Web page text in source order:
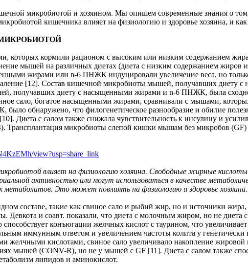
микробиотой и хозяином. Мы опишем современные знания о
кишечника влияет на физиологию и здоровье хозяина, и
которых кормили рационом с высоким или низким содержанием
мышей на различных диетах (диета с низким содержанием
жирами или n-6 ПНЖК индуцировали увеличение веса, но
[12]. Состав кишечной микробиоты мышей, получавших диету
получавших диету с насыщенными жирами и n-6 ПНЖК, была
сало, богатое насыщенными жирами, сравнивали с мышами,
обнаружено, что филогенетическое разнообразие и обилие
Диета с салом также снижала чувствительность к инсулину и
Трансплантация микробиоты слепой кишки мышам без микробов
view?usp=share_link
влияет на физиологию хозяина. Свободные жирные кислоты
активностью или могут использоваться в качестве
Это может повлиять на физиологию и здоровье хозяина.
составе, такие как свиное сало и рыбий жир, но и источники
и соавт. показали, что диета с молочным жиром, но не диета
конъюгации желчных кислот с таурином, что увеличивает
иммунным ответом и увеличением частоты колита у
желчными кислотами, свиное сало увеличивало накопление
мышей (CONV-R), но не у мышей с GF [11]. Диета с салом также
липидов и аминокислот.